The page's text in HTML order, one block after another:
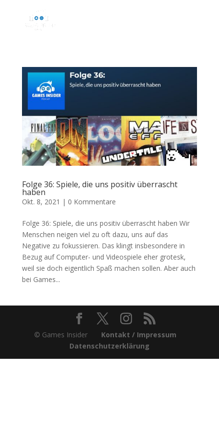
Folge 36: Spiele, die uns positiv überrascht
haben
Okt. 8, 2021 | 0 Kommentare
Folge 36: Spiele, die uns positiv überrascht haben Wir
Menschen neigen viel zu oft dazu, uns auf das
Negative zu fokussieren. Das klingt insbesondere in
Bezug auf Computer- und Videospiele eher grotesk,
weil sie doch eigentlich Spaß machen sollen. Aber auch
bei Games...
© Games Insider Kontakt / Impressum
Datenschutzerklärung